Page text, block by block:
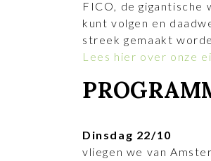
FICO, de gigantische
kunt volgen en
streek gemaakt
Lees hier over onze
Dinsdag 22/10
vliegen we van